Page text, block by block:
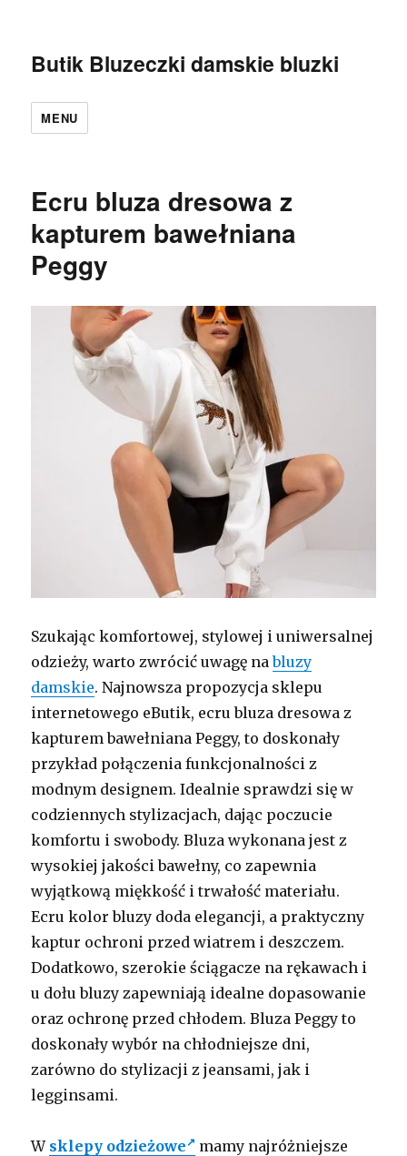
Butik Bluzeczki damskie bluzki
MENU
Ecru bluza dresowa z
kapturem bawełniana
Peggy
Szukając komfortowej, stylowej i uniwersalnej
odzieży, warto zwrócić uwagę nabluzy
damskie. Najnowsza propozycja sklepu
internetowego eButik, ecru bluza dresowa z
kapturem bawełniana Peggy, to doskonały
przykład połączenia funkcjonalności z
modnym designem. Idealnie sprawdzi się w
codziennych stylizacjach, dając poczucie
komfortu i swobody. Bluza wykonana jest z
wysokiej jakości bawełny, co zapewnia
wyjątkową miękkość i trwałość materiału.
Ecru kolor bluzy doda elegancji, a praktyczny
kaptur ochroni przed wiatrem i deszczem.
Dodatkowo, szerokie ściągacze na rękawach i
u dołu bluzy zapewniają idealne dopasowanie
oraz ochronę przed chłodem. Bluza Peggy to
doskonały wybór na chłodniejsze dni,
zarówno do stylizacji z jeansami, jak i
legginsami.
W sklepy odzieżowe
mamy najróżniejsze